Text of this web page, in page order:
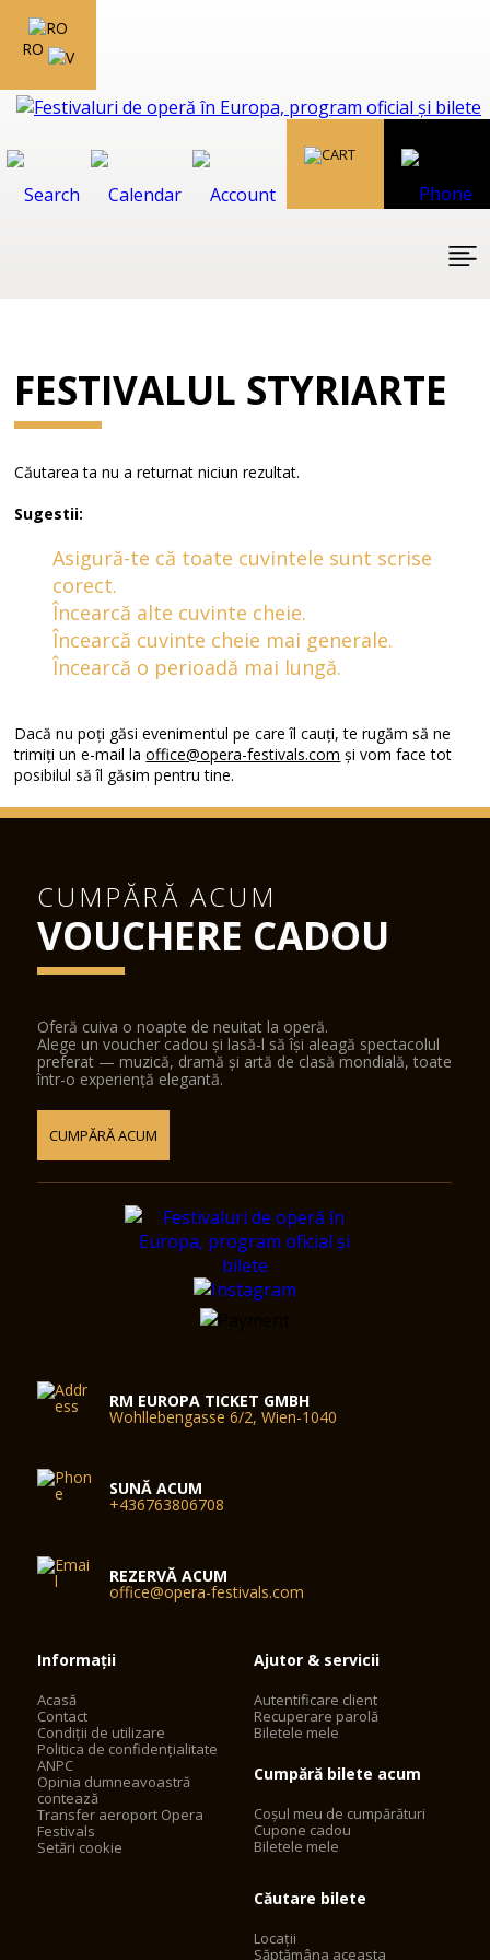
RO
FESTIVALUL STYRIARTE
Căutarea ta nu a returnat niciun rezultat.
Sugestii:
Asigură-te că toate cuvintele sunt scrise
corect.
Încearcă alte cuvinte cheie.
Încearcă cuvinte cheie mai generale.
Încearcă o perioadă mai lungă.
Dacă nu poți găsi evenimentul pe care îl cauți, te rugăm să ne
trimiți un e-mail laoffice@opera-festivals.com și vom face tot
posibilul să îl găsim pentru tine.
CUMPĂRĂ ACUM
VOUCHERE CADOU
Oferă cuiva o noapte de neuitat la operă.
Alege un voucher cadou și lasă-l să își aleagă spectacolul
preferat — muzică, dramă și artă de clasă mondială, toate
într-o experiență elegantă.
CUMPĂRĂ ACUM
RM EUROPA TICKET GMBH
Wohllebengasse 6/2, Wien-1040
SUNĂ ACUM
+436763806708
REZERVĂ ACUM
office@opera-festivals.com
Informații
Acasă
Contact
Condiții de utilizare
Politica de confidențialitate
ANPC
Opinia dumneavoastră
contează
Transfer aeroport Opera
Festivals
Setări cookie
Ajutor & servicii
Autentificare client
Recuperare parolă
Biletele mele
Cumpără bilete acum
Coșul meu de cumpărături
Cupone cadou
Biletele mele
Căutare bilete
Locații
Săptămâna aceasta